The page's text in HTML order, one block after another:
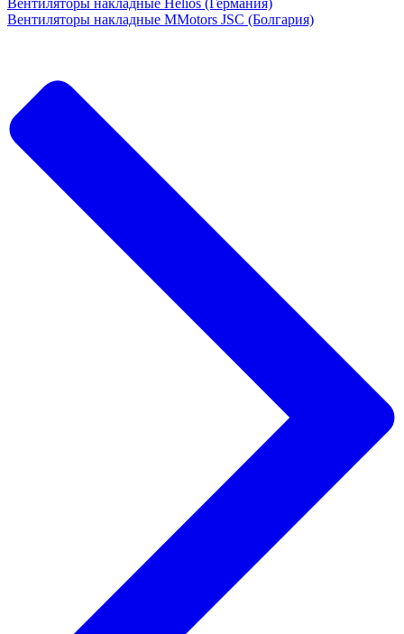
Вентиляторы накладные MMotors JSC (Болгария)